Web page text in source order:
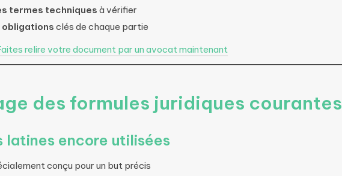
termes techniques à vérifier
obligations clés de chaque partie
relire votre document par un avocat maintenant
des formules juridiques courantes
latines encore utilisées
conçu pour un but précis